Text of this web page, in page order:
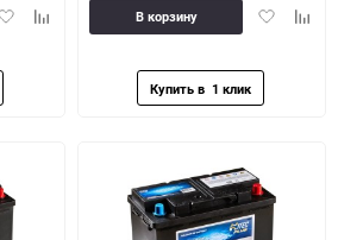
Добавить
Добавить
В корзину